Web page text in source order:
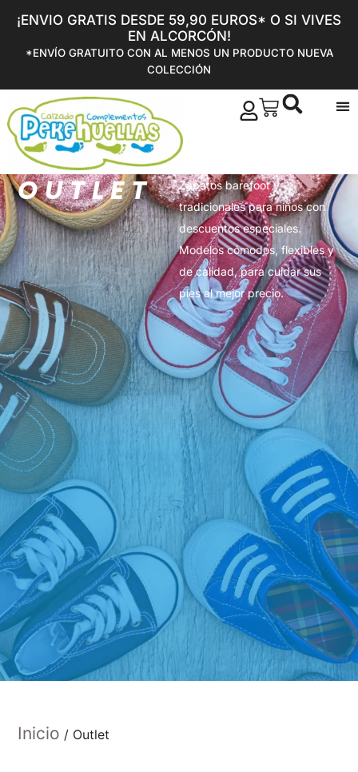
¡ENVIO GRATIS DESDE 59,90 EUROS* O SI VIVES
EN ALCORCÓN!
*ENVÍO GRATUITO CON AL MENOS UN PRODUCTO NUEVA
COLECCIÓN
OUTLET
Zapatos barefoot y
tradicionales para niños con
descuentos especiales.
Modelos cómodos, flexibles y
de calidad, para cuidar sus
pies al mejor precio.
Inicio / Outlet